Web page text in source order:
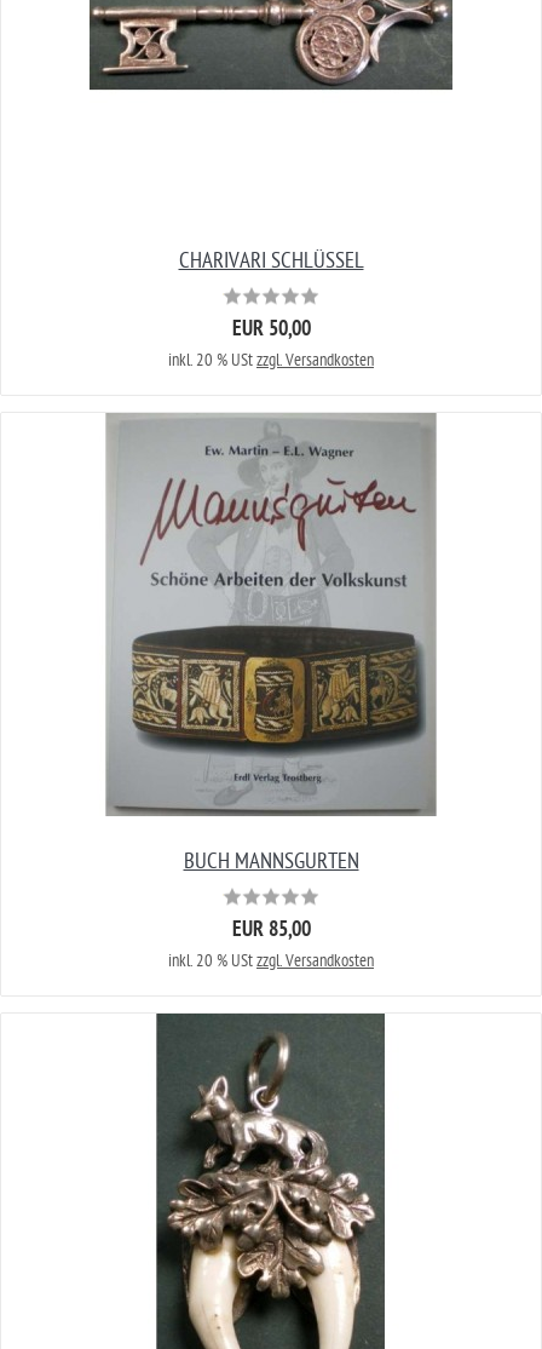
CHARIVARI SCHLÜSSEL
EUR 50,00
inkl. 20 % UStzzgl. Versandkosten
BUCH MANNSGURTEN
EUR 85,00
inkl. 20 % UStzzgl. Versandkosten